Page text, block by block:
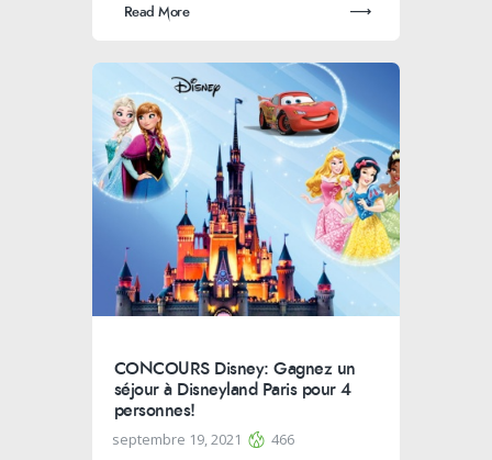
Read More
CONCOURS Disney: Gagnez un
séjour à Disneyland Paris pour 4
personnes!
septembre 19, 2021 466